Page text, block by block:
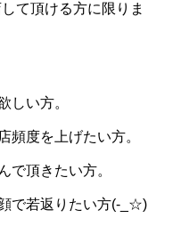
て頂ける方に限りま
しい方。
頻度を上げたい方。
で頂きたい方。
で若返りたい方(-_☆)